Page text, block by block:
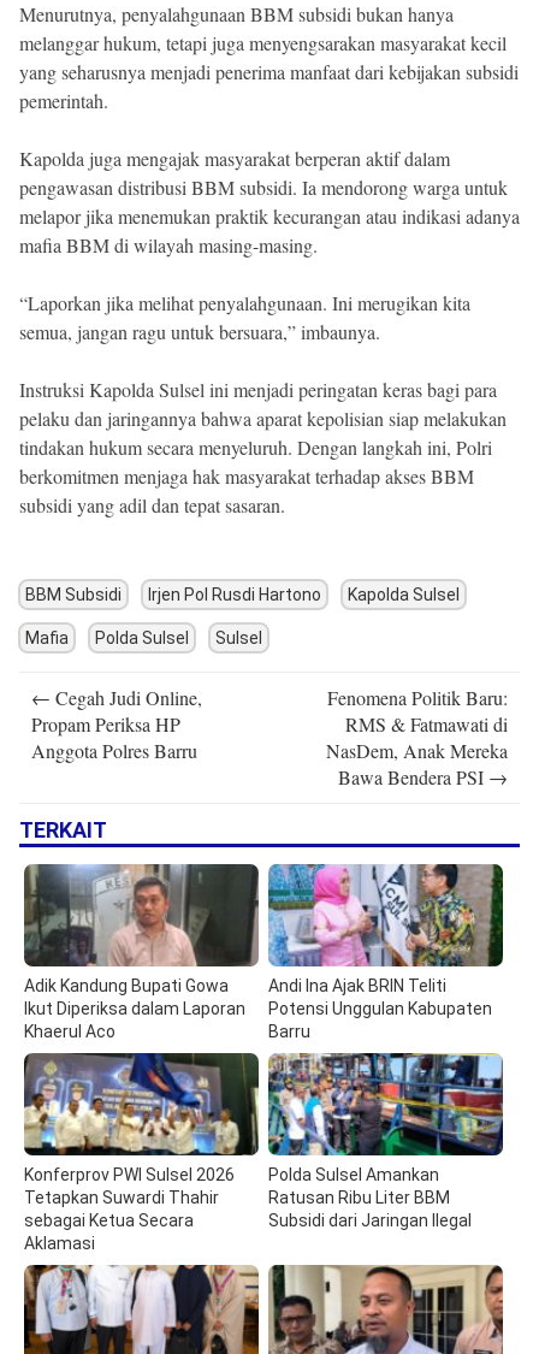
Menurutnya, penyalahgunaan BBM subsidi bukan hanya
melanggar hukum, tetapi juga menyengsarakan masyarakat kecil
yang seharusnya menjadi penerima manfaat dari kebijakan subsidi
pemerintah.
Kapolda juga mengajak masyarakat berperan aktif dalam
pengawasan distribusi BBM subsidi. Ia mendorong warga untuk
melapor jika menemukan praktik kecurangan atau indikasi adanya
mafia BBM di wilayah masing-masing.
“Laporkan jika melihat penyalahgunaan. Ini merugikan kita
semua, jangan ragu untuk bersuara,” imbaunya.
Instruksi Kapolda Sulsel ini menjadi peringatan keras bagi para
pelaku dan jaringannya bahwa aparat kepolisian siap melakukan
tindakan hukum secara menyeluruh. Dengan langkah ini, Polri
berkomitmen menjaga hak masyarakat terhadap akses BBM
subsidi yang adil dan tepat sasaran.
BBM Subsidi Irjen Pol Rusdi Hartono Kapolda Sulsel
Mafia Polda Sulsel Sulsel
navigation
← Cegah Judi Online,
Propam Periksa HP
Anggota Polres Barru
Fenomena Politik Baru:
RMS & Fatmawati di
NasDem, Anak Mereka
Bawa Bendera PSI →
TERKAIT
Adik Kandung Bupati Gowa
Ikut Diperiksa dalam Laporan
Khaerul Aco
Andi Ina Ajak BRIN Teliti
Potensi Unggulan Kabupaten
Barru
Konferprov PWI Sulsel 2026
Tetapkan Suwardi Thahir
sebagai Ketua Secara
Aklamasi
Polda Sulsel Amankan
Ratusan Ribu Liter BBM
Subsidi dari Jaringan Ilegal